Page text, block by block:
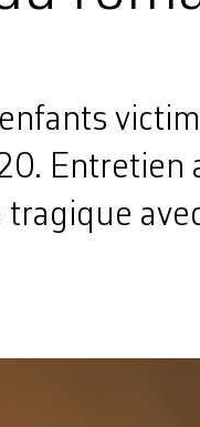
Entretien